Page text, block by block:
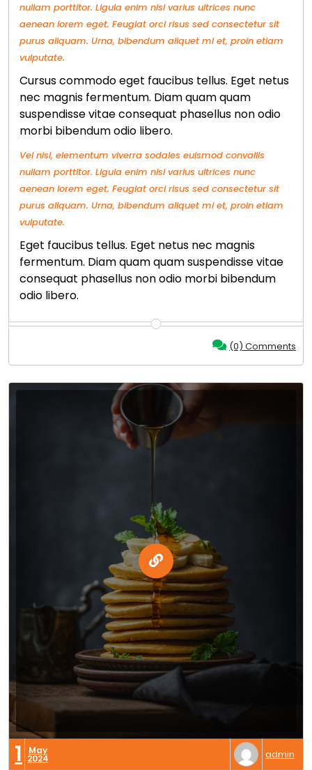
nullam porttitor. Ligula enim nisi varius ultrices nunc
aenean lorem eget. Feugiat orci risus sed consectetur sit
purus aliquam. Urna, bibendum aliquet mi et, proin etiam
vulputate.
Cursus commodo eget faucibus tellus. Eget netus
nec magnis fermentum. Diam quam quam
suspendisse vitae consequat phasellus non odio
morbi bibendum odio libero.
Vel nisl, elementum viverra sodales euismod convallis
nullam porttitor. Ligula enim nisi varius ultrices nunc
aenean lorem eget. Feugiat orci risus sed consectetur sit
purus aliquam. Urna, bibendum aliquet mi et, proin etiam
vulputate.
Eget faucibus tellus. Eget netus nec magnis
fermentum. Diam quam quam suspendisse vitae
consequat phasellus non odio morbi bibendum
odio libero.
(0) Comments
1 May
2024 admin